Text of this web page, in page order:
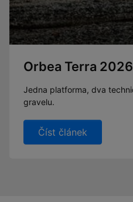
Orbea Terra 2026
Jedna platforma, dva
gravelu.
Číst článek